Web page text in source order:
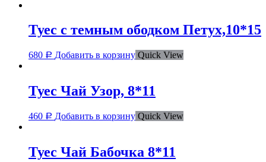
Туес с темным ободком Петух,10*15
680 Р Добавить в корзину Quick View
Туес Чай Узор, 8*11
460 Р Добавить в корзину Quick View
Туес Чай Бабочка 8*11